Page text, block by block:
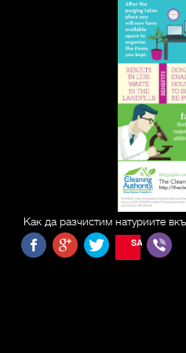
Как да разчистим натуриите
SAVE